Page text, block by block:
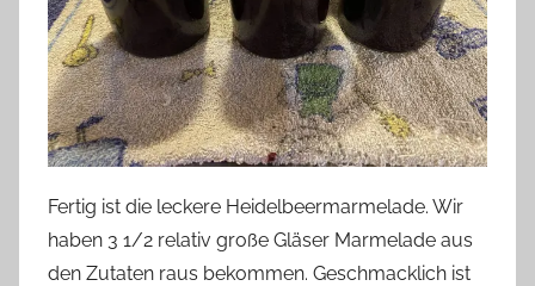
Fertig ist die leckere Heidelbeermarmelade. Wir
haben 3 1/2 relativ große Gläser Marmelade aus
den Zutaten raus bekommen. Geschmacklich ist